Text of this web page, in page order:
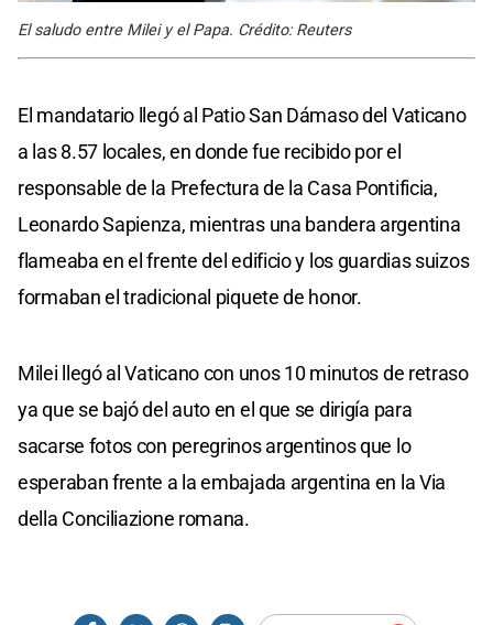
El saludo entre Milei y el Papa. Crédito: Reuters
El mandatario llegó al Patio San Dámaso del Vaticano
a las 8.57 locales, en donde fue recibido por el
responsable de la Prefectura de la Casa Pontificia,
Leonardo Sapienza, mientras una bandera argentina
flameaba en el frente del edificio y los guardias suizos
formaban el tradicional piquete de honor.
Milei llegó al Vaticano con unos 10 minutos de retraso
ya que se bajó del auto en el que se dirigía para
sacarse fotos con peregrinos argentinos que lo
esperaban frente a la embajada argentina en la Via
della Conciliazione romana.